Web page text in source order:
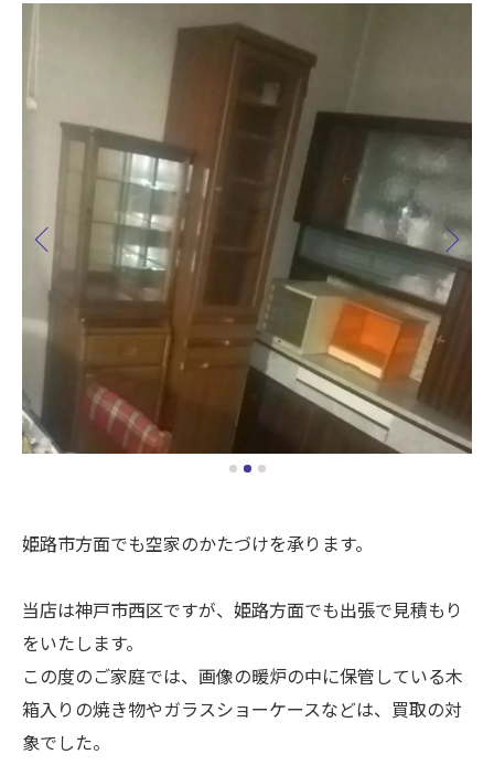
姫路市方面でも空家のかたづけを承ります。
当店は神戸市西区ですが、姫路方面でも出張で見積もり
をいたします。
この度のご家庭では、画像の暖炉の中に保管している木
箱入りの焼き物やガラスショーケースなどは、買取の対
象でした。